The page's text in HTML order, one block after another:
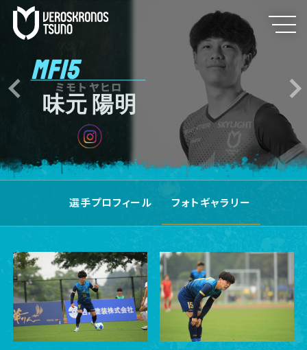
MF15ミモトヤヒロ
味元 陽明
選手プロフィール フォトギャラリー